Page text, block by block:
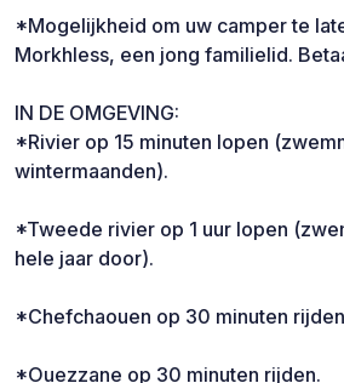
*Mogelijkheid om uw camper te
Morkhless, een jong familielid.
IN DE OMGEVING:
*Rivier op 15 minuten lopen
wintermaanden).
*Tweede rivier op 1 uur lopen
hele jaar door).
*Chefchaouen op 30 minuten
*Ouezzane op 30 minuten rijden.